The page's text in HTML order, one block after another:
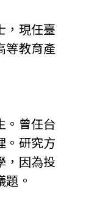
，現任臺
等教育產
。曾任台
。研究方
，因為投
。